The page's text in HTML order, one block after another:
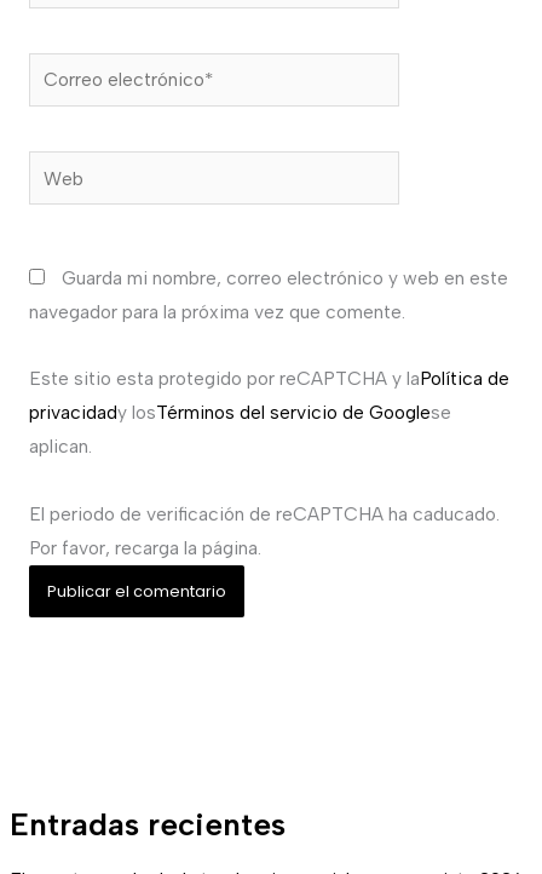
Entradas recientes
Correo
electrónico*
Web
Guarda mi nombre, correo electrónico y web en este
navegador para la próxima vez que comente.
Este sitio esta protegido por reCAPTCHA y laPolítica de
privacidady losTérminos del servicio de Googlese
aplican.
El periodo de verificación de reCAPTCHA ha caducado.
Por favor, recarga la página.